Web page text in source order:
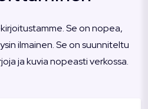
Se on nopea,
ilmainen. Se on suunniteltu
ja kuvia nopeasti verkossa.